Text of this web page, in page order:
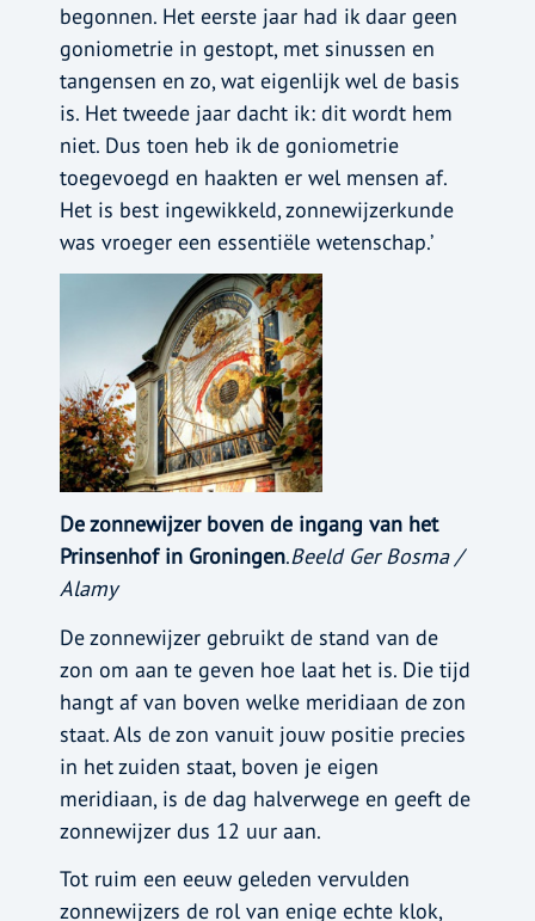
begonnen. Het eerste jaar had ik daar geen
goniometrie in gestopt, met sinussen en
tangensen en zo, wat eigenlijk wel de basis
is. Het tweede jaar dacht ik: dit wordt hem
niet. Dus toen heb ik de goniometrie
toegevoegd en haakten er wel mensen af.
Het is best ingewikkeld, zonnewijzerkunde
was vroeger een essentiële wetenschap.’
De zonnewijzer boven de ingang van het
Prinsenhof in Groningen.Beeld Ger Bosma /
Alamy
De zonnewijzer gebruikt de stand van de
zon om aan te geven hoe laat het is. Die tijd
hangt af van boven welke meridiaan de zon
staat. Als de zon vanuit jouw positie precies
in het zuiden staat, boven je eigen
meridiaan, is de dag halverwege en geeft de
zonnewijzer dus 12 uur aan.
Tot ruim een eeuw geleden vervulden
zonnewijzers de rol van enige echte klok,